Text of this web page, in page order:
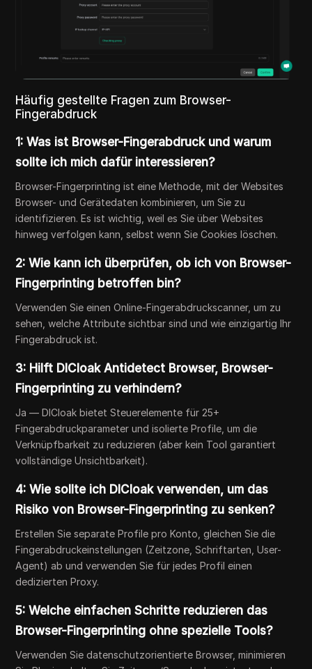
Häufig gestellte Fragen zum Browser-
Fingerabdruck
1: Was ist Browser-Fingerabdruck und warum
sollte ich mich dafür interessieren?
Browser-Fingerprinting ist eine Methode, mit der Websites
Browser- und Gerätedaten kombinieren, um Sie zu
identifizieren. Es ist wichtig, weil es Sie über Websites
hinweg verfolgen kann, selbst wenn Sie Cookies löschen.
2: Wie kann ich überprüfen, ob ich von Browser-
Fingerprinting betroffen bin?
Verwenden Sie einen Online-Fingerabdruckscanner, um zu
sehen, welche Attribute sichtbar sind und wie einzigartig Ihr
Fingerabdruck ist.
3: Hilft DICloak Antidetect Browser, Browser-
Fingerprinting zu verhindern?
Ja — DICloak bietet Steuerelemente für 25+
Fingerabdruckparameter und isolierte Profile, um die
Verknüpfbarkeit zu reduzieren (aber kein Tool garantiert
vollständige Unsichtbarkeit).
4: Wie sollte ich DICloak verwenden, um das
Risiko von Browser-Fingerprinting zu senken?
Erstellen Sie separate Profile pro Konto, gleichen Sie die
Fingerabdruckeinstellungen (Zeitzone, Schriftarten, User-
Agent) ab und verwenden Sie für jedes Profil einen
dedizierten Proxy.
5: Welche einfachen Schritte reduzieren das
Browser-Fingerprinting ohne spezielle Tools?
Verwenden Sie datenschutzorientierte Browser, minimieren